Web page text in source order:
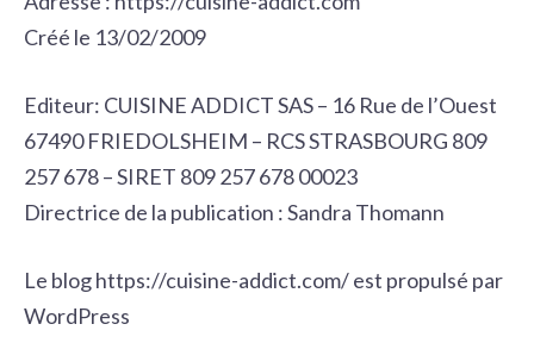
Créé le 13/02/2009
Editeur: CUISINE ADDICT SAS – 16 Rue de l’Ouest
67490 FRIEDOLSHEIM – RCS STRASBOURG 809
257 678 – SIRET 809 257 678 00023
Directrice de la publication : Sandra Thomann
Le blog https://cuisine-addict.com/ est propulsé par
WordPress